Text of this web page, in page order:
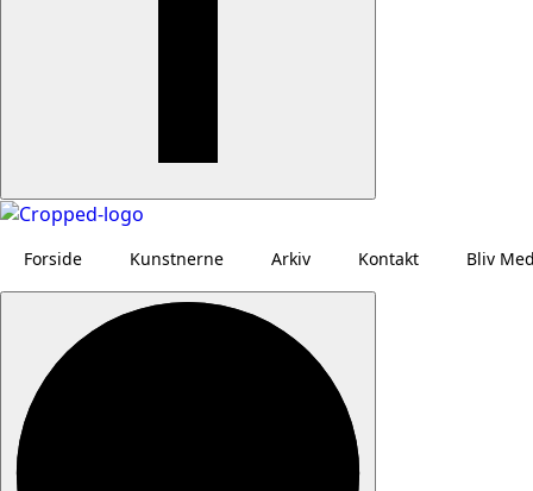
Forside Kunstnerne Arkiv Kontakt Bliv